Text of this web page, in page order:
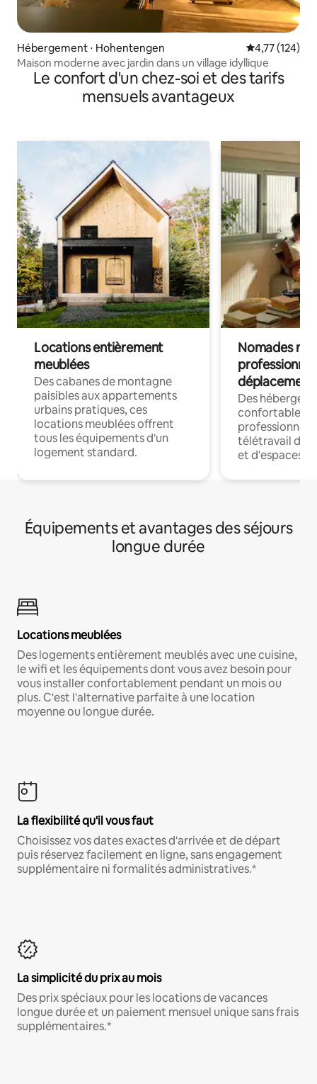
Hébergement ⋅ Hohentengen Évaluation
4,77 (124)
Maison moderne avec jardin dans un village idyllique
Le confort d'un chez-soi et des tarifs
mensuels avantageux
Locations entièrement
meublées
Des cabanes de montagne
paisibles aux appartements
urbains pratiques, ces
locations meublées offrent
tous les équipements d'un
logement standard.
Nomades
déplacement
Des
confortables
professionnels
télétravail
et d'espaces
Équipements et avantages des séjours
longue durée
Locations meublées
Des logements entièrement meublés avec une cuisine,
le wifi et les équipements dont vous avez besoin pour
vous installer confortablement pendant un mois ou
plus. C'est l'alternative parfaite à une location
moyenne ou longue durée.
La flexibilité qu'il vous faut
Choisissez vos dates exactes d'arrivée et de départ
puis réservez facilement en ligne, sans engagement
supplémentaire ni formalités administratives.*
La simplicité du prix au mois
Des prix spéciaux pour les locations de vacances
longue durée et un paiement mensuel unique sans frais
supplémentaires.*